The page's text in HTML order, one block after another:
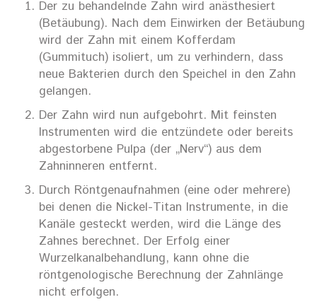
Der zu behandelnde Zahn wird anästhesiert
(Betäubung). Nach dem Einwirken der Betäubung
wird der Zahn mit einem Kofferdam
(Gummituch) isoliert, um zu verhindern, dass
neue Bakterien durch den Speichel in den Zahn
gelangen.
Der Zahn wird nun aufgebohrt. Mit feinsten
Instrumenten wird die entzündete oder bereits
abgestorbene Pulpa (der „Nerv“) aus dem
Zahninneren entfernt.
Durch Röntgenaufnahmen (eine oder mehrere)
bei denen die Nickel-Titan Instrumente, in die
Kanäle gesteckt werden, wird die Länge des
Zahnes berechnet. Der Erfolg einer
Wurzelkanalbehandlung, kann ohne die
röntgenologische Berechnung der Zahnlänge
nicht erfolgen.